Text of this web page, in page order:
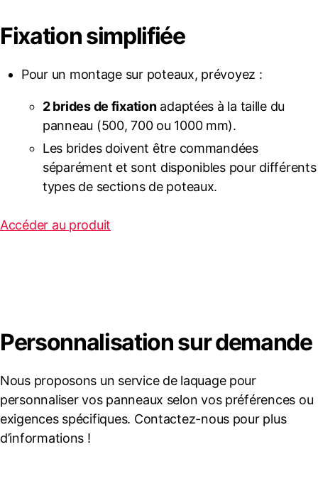
Fixation simplifiée
Pour un montage sur poteaux, prévoyez :
2 brides de fixationadaptées à la taille du
panneau (500, 700 ou 1000 mm).
Les brides doivent être commandées
séparément et sont disponibles pour différents
types de sections de poteaux.
Accéder au produit
Personnalisation sur demande
Nous proposons un service de laquage pour
personnaliser vos panneaux selon vos préférences ou
exigences spécifiques. Contactez-nous pour plus
d’informations !